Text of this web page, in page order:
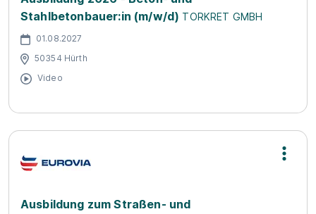
Stahlbetonbauer:in (m/w/d) TORKRET GMBH
01.08.2027
50354 Hürth
Video
Ausbildung zum Straßen- und